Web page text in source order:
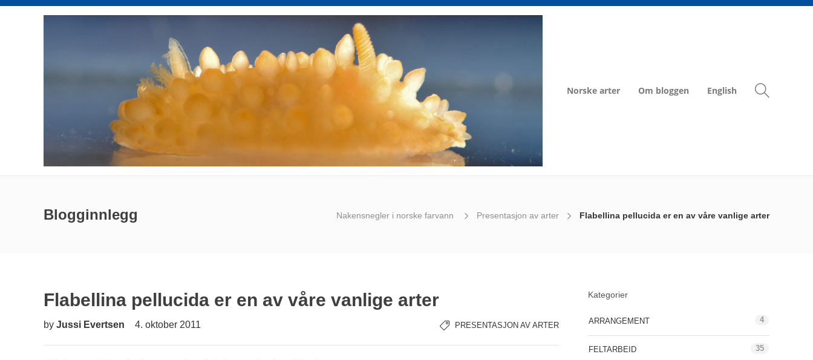
Norske arter Om bloggen English
Blogginnlegg Nakensnegler i norske farvann Presentasjon av arter Flabellina pellucida er en av våre vanlige arter
Flabellina pellucida er en av våre vanlige arter
by Jussi Evertsen 4. oktober 2011 PRESENTASJON AV ARTER
Kategorier
ARRANGEMENT 4
FELTARBEID 35